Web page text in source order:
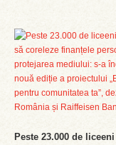
Peste 23.000 de